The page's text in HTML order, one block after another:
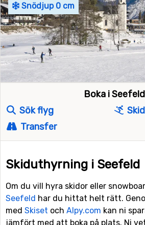
Snödjup 0 cm
Boka i Seefeld
Sök flyg
Transfer
Skiduthyrning i Seefeld
Om du vill hyra skidor eller
Seefeld har du hittat helt rätt.
med Skiset och Alpy.com kan ni
jämfört med att boka på plats. Ni